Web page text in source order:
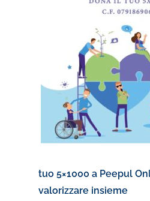
tuo 5×1000 a Peepul
valorizzare